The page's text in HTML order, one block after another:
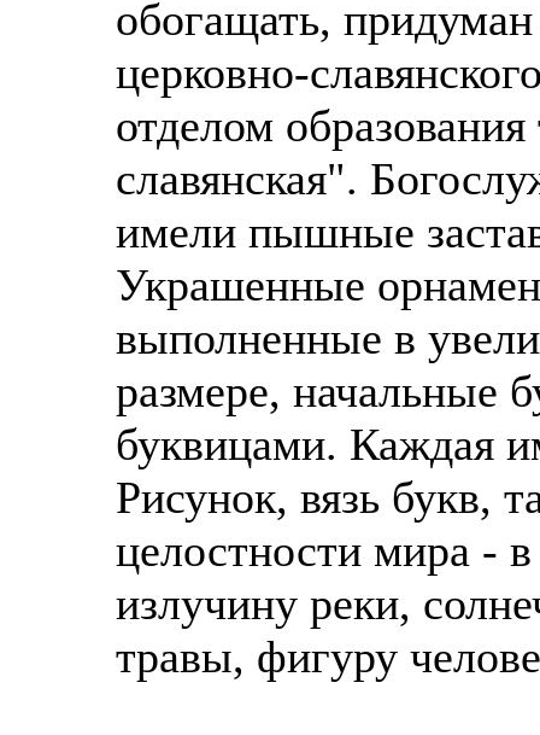
обогащать,
церковно-
отделом
славянская".
имели пышные
Украшенные
выполненные в
размере, начальные
буквицами. Каждая
Рисунок, вязь букв,
целостности мира -
излучину реки,
травы, фигуру